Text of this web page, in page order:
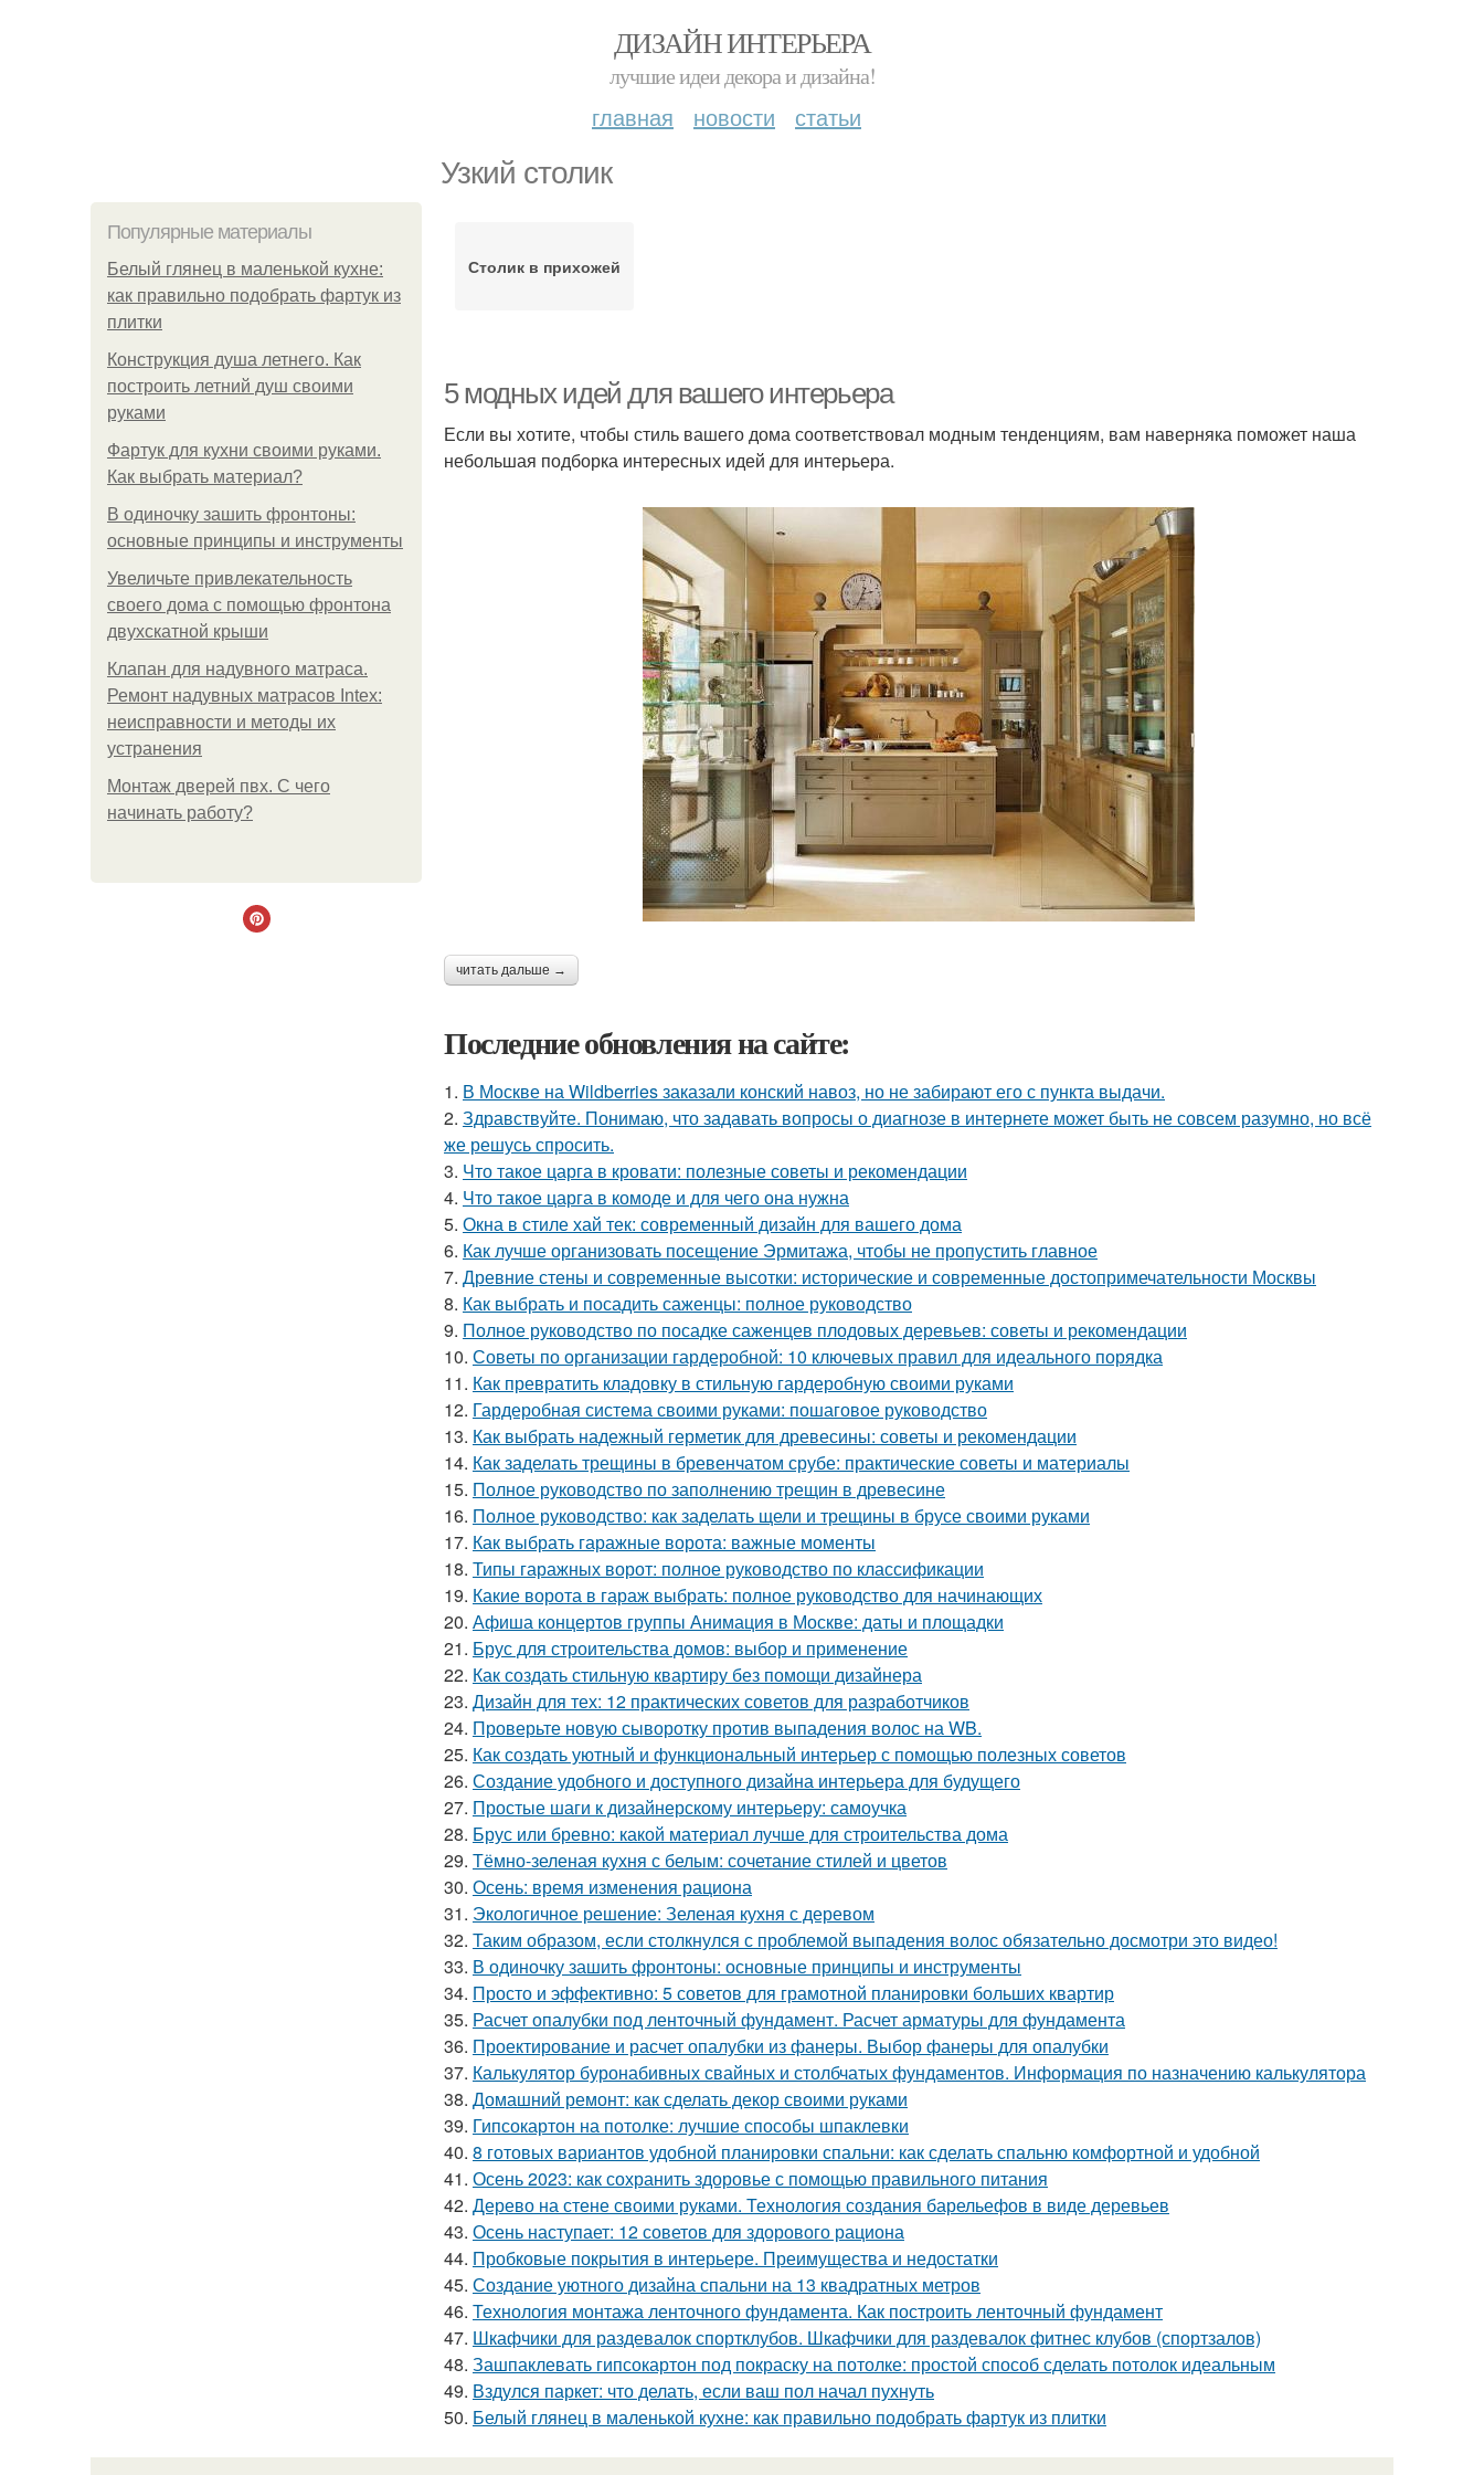
ДИЗАЙН ИНТЕРЬЕРА
лучшие идеи декора и дизайна!
главная новости статьи
Узкий столик
Популярные материалы
Белый глянец в маленькой кухне:
как правильно подобрать фартук из
плитки
Конструкция душа летнего. Как
построить летний душ своими
руками
Фартук для кухни своими руками.
Как выбрать материал?
В одиночку зашить фронтоны:
основные принципы и инструменты
Увеличьте привлекательность
своего дома с помощью фронтона
двухскатной крыши
Клапан для надувного матраса.
Ремонт надувных матрасов Intex:
неисправности и методы их
устранения
Монтаж дверей пвх. С чего
начинать работу?
Столик в прихожей
5 модных идей для вашего интерьера
Если вы хотите, чтобы стиль вашего дома соответствовал модным тенденциям, вам наверняка поможет наша
небольшая подборка интересных идей для интерьера.
читать дальше →
Последние обновления на сайте:
1. В Москве на Wildberries заказали конский навоз, но не забирают его с пункта выдачи.
2. Здравствуйте. Понимаю, что задавать вопросы о диагнозе в интернете может быть не совсем разумно, но всё
же решусь спросить.
3. Что такое царга в кровати: полезные советы и рекомендации
4. Что такое царга в комоде и для чего она нужна
5. Окна в стиле хай тек: современный дизайн для вашего дома
6. Как лучше организовать посещение Эрмитажа, чтобы не пропустить главное
7. Древние стены и современные высотки: исторические и современные достопримечательности Москвы
8. Как выбрать и посадить саженцы: полное руководство
9. Полное руководство по посадке саженцев плодовых деревьев: советы и рекомендации
10. Советы по организации гардеробной: 10 ключевых правил для идеального порядка
11. Как превратить кладовку в стильную гардеробную своими руками
12. Гардеробная система своими руками: пошаговое руководство
13. Как выбрать надежный герметик для древесины: советы и рекомендации
14. Как заделать трещины в бревенчатом срубе: практические советы и материалы
15. Полное руководство по заполнению трещин в древесине
16. Полное руководство: как заделать щели и трещины в брусе своими руками
17. Как выбрать гаражные ворота: важные моменты
18. Типы гаражных ворот: полное руководство по классификации
19. Какие ворота в гараж выбрать: полное руководство для начинающих
20. Афиша концертов группы Анимация в Москве: даты и площадки
21. Брус для строительства домов: выбор и применение
22. Как создать стильную квартиру без помощи дизайнера
23. Дизайн для тех: 12 практических советов для разработчиков
24. Проверьте новую сыворотку против выпадения волос на WB.
25. Как создать уютный и функциональный интерьер с помощью полезных советов
26. Создание удобного и доступного дизайна интерьера для будущего
27. Простые шаги к дизайнерскому интерьеру: самоучка
28. Брус или бревно: какой материал лучше для строительства дома
29. Тёмно-зеленая кухня с белым: сочетание стилей и цветов
30. Осень: время изменения рациона
31. Экологичное решение: Зеленая кухня с деревом
32. Таким образом, если столкнулся с проблемой выпадения волос обязательно досмотри это видео!
33. В одиночку зашить фронтоны: основные принципы и инструменты
34. Просто и эффективно: 5 советов для грамотной планировки больших квартир
35. Расчет опалубки под ленточный фундамент. Расчет арматуры для фундамента
36. Проектирование и расчет опалубки из фанеры. Выбор фанеры для опалубки
37. Калькулятор буронабивных свайных и столбчатых фундаментов. Информация по назначению калькулятора
38. Домашний ремонт: как сделать декор своими руками
39. Гипсокартон на потолке: лучшие способы шпаклевки
40. 8 готовых вариантов удобной планировки спальни: как сделать спальню комфортной и удобной
41. Осень 2023: как сохранить здоровье с помощью правильного питания
42. Дерево на стене своими руками. Технология создания барельефов в виде деревьев
43. Осень наступает: 12 советов для здорового рациона
44. Пробковые покрытия в интерьере. Преимущества и недостатки
45. Создание уютного дизайна спальни на 13 квадратных метров
46. Технология монтажа ленточного фундамента. Как построить ленточный фундамент
47. Шкафчики для раздевалок спортклубов. Шкафчики для раздевалок фитнес клубов (спортзалов)
48. Зашпаклевать гипсокартон под покраску на потолке: простой способ сделать потолок идеальным
49. Вздулся паркет: что делать, если ваш пол начал пухнуть
50. Белый глянец в маленькой кухне: как правильно подобрать фартук из плитки